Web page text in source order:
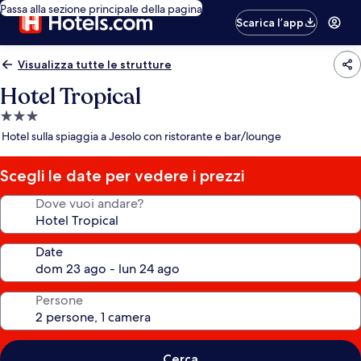
Passa alla sezione principale della pagina
Scarica l’app
Visualizza tutte le strutture
Hotel Tropical
Struttura
a
stelle
Hotel sulla spiaggia a Jesolo con ristorante e bar/lounge
Scegli le date per vedere i prezzi
Dove vuoi andare?
Date
Persone